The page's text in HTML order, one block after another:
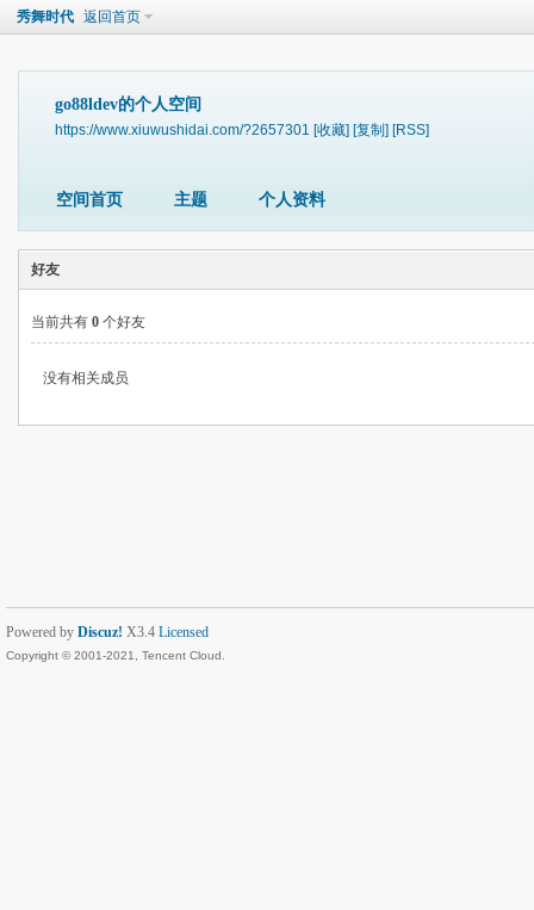
秀舞时代 返回首页
go88ldev的个人空间
https://www.xiuwushidai.com/?2657301 [收藏] [复制] [RSS]
空间首页 主题 个人资料
好友
当前共有 0 个好友
没有相关成员
Powered by Discuz! X3.4 Licensed
Copyright © 2001-2021, Tencent Cloud.